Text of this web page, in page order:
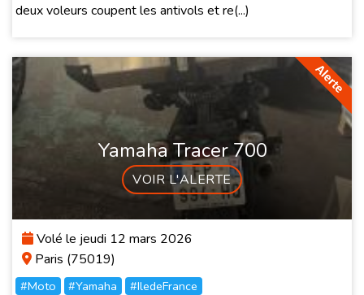
deux voleurs coupent les antivols et re(...)
Yamaha Tracer 700
VOIR L'ALERTE
Volé le jeudi 12 mars 2026
Paris (75019)
#Moto #Yamaha #IledeFrance